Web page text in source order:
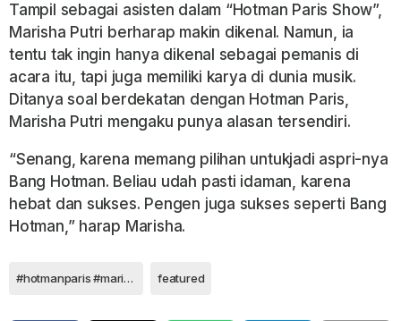
Tampil sebagai asisten dalam “Hotman Paris Show”,
Marisha Putri berharap makin dikenal. Namun, ia
tentu tak ingin hanya dikenal sebagai pemanis di
acara itu, tapi juga memiliki karya di dunia musik.
Ditanya soal berdekatan dengan Hotman Paris,
Marisha Putri mengaku punya alasan tersendiri.
“Senang, karena memang pilihan untukjadi aspri-nya
Bang Hotman. Beliau udah pasti idaman, karena
hebat dan sukses. Pengen juga sukses seperti Bang
Hotman,” harap Marisha.
#hotmanparis #marishaputri featured